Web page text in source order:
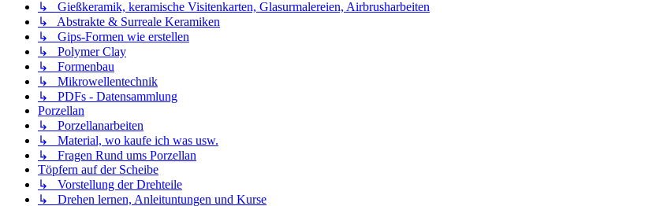
↳ Gießkeramik, keramische Visitenkarten, Glasurmalereien, Airbrusharbeiten
↳ Abstrakte & Surreale Keramiken
↳ Gips-Formen wie erstellen
↳ Polymer Clay
↳ Formenbau
↳ Mikrowellentechnik
↳ PDFs - Datensammlung
Porzellan
↳ Porzellanarbeiten
↳ Material, wo kaufe ich was usw.
↳ Fragen Rund ums Porzellan
Töpfern auf der Scheibe
↳ Vorstellung der Drehteile
↳ Drehen lernen, Anleituntungen und Kurse